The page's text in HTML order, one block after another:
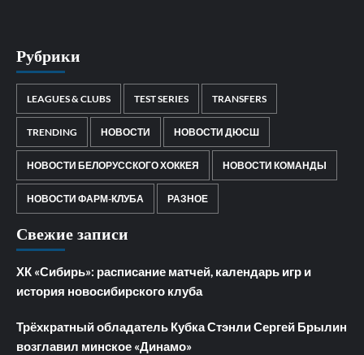
Рубрики
LEAGUES & CLUBS TEST SERIES TRANSFERS
TRENDING НОВОСТИ НОВОСТИ ДЮСШ
НОВОСТИ БЕЛОРУССКОГО ХОККЕЯ НОВОСТИ КОМАНДЫ
НОВОСТИ ФАРМ-КЛУБА РАЗНОЕ
Свежие записи
ХК «Сибирь»: расписание матчей, календарь игр и
история новосибирского клуба
Трёхкратный обладатель Кубка Стэнли Сергей Брылин
возглавил минское «Динамо»